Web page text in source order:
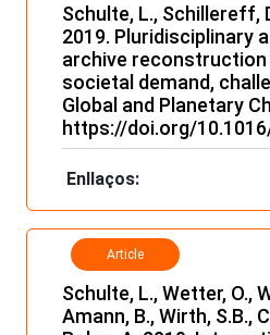
Schulte, L., Schillereff,
2019. Pluridisciplinary
archive
societal demand,
Global and Planetary
https://doi.org/
Enllaços:
Article
Schulte, L., Wetter, O.,
Amann, B., Wirth, S.B.,